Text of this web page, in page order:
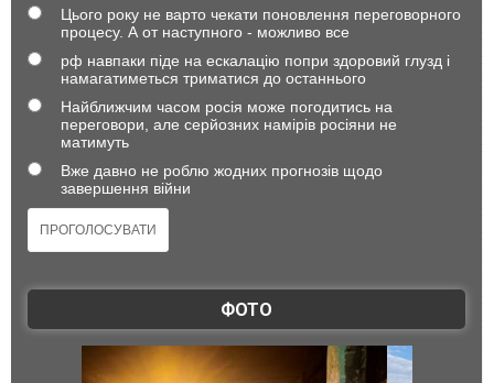
Цього року не варто чекати поновлення переговорного
процесу. А от наступного - можливо все
рф навпаки піде на ескалацію попри здоровий глузд і
намагатиметься триматися до останнього
Найближчим часом росія може погодитись на
переговори, але серйозних намірів росіяни не
матимуть
Вже давно не роблю жодних прогнозів щодо
завершення війни
ФОТО